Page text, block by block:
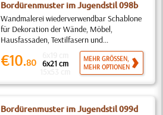
Bordürenmuster im Jugendstil 098b
Wandmalerei wiederverwendbar Schablone
für Dekoration der Wände, Möbel,
Hausfassaden, Textilfasern und...
€10.80 6x21 cm
MEHR GRÖSSEN,
MEHR OPTIONEN
Bordürenmuster im Jugendstil 099d